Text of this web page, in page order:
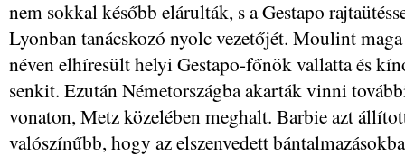
nem sokkal később elárulták, s a Gestapo
Lyonban tanácskozó nyolc vezetőjét. Moulint
néven elhíresült helyi Gestapo-főnök vallatta és
senkit. Ezután Németországba akarták vinni
vonaton, Metz közelében meghalt. Barbie azt
valószínűbb, hogy az elszenvedett